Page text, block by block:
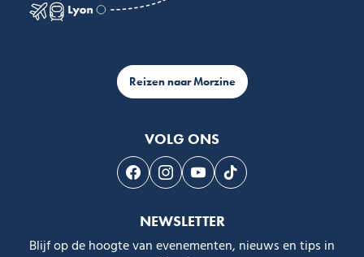
Reizen naar Morzine
VOLG ONS
Volg ons op Facebook
Volg ons op Instagram
Volg ons op Youtube
Volg ons op Tiktok
NEWSLETTER
Blijf op de hoogte van evenementen, nieuws en tips in